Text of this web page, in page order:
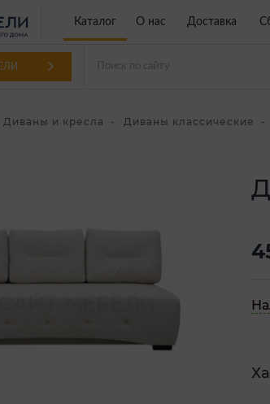
Каталог О нас Доставка
Диваны и кресла Диваны классические